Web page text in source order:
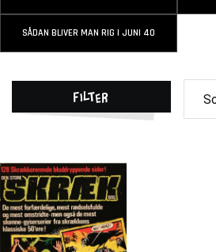
SÅDAN BLIVER MAN RIG I JUNI 40
Filter